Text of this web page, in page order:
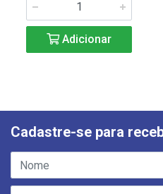
Adicionar
Cadastre-se para